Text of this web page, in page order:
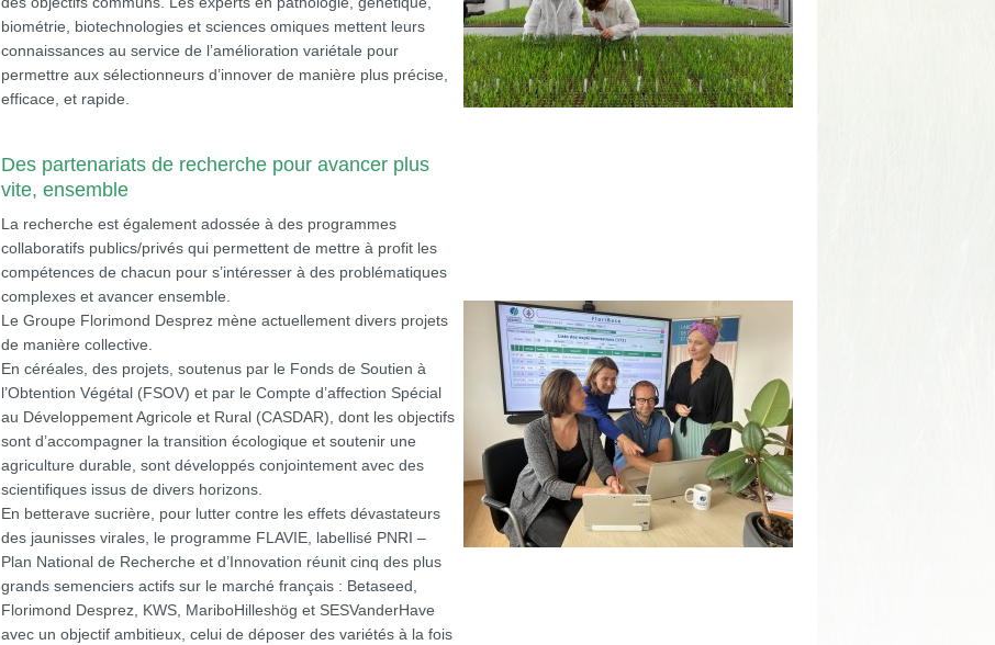
biométrie, biotechnologies et sciences omiques mettent leurs
connaissances au service de l’amélioration variétale pour
permettre aux sélectionneurs d’innover de manière plus précise,
efficace, et rapide.
Des partenariats de recherche pour avancer plus
vite, ensemble
La recherche est également adossée à des programmes
collaboratifs publics/privés qui permettent de mettre à profit les
compétences de chacun pour s’intéresser à des problématiques
complexes et avancer ensemble.
Le Groupe Florimond Desprez mène actuellement divers projets
de manière collective.
En céréales, des projets, soutenus par le Fonds de Soutien à
l’Obtention Végétal (FSOV) et par le Compte d’affection Spécial
au Développement Agricole et Rural (CASDAR), dont les objectifs
sont d’accompagner la transition écologique et soutenir une
agriculture durable, sont développés conjointement avec des
scientifiques issus de divers horizons.
En betterave sucrière, pour lutter contre les effets dévastateurs
des jaunisses virales, le programme FLAVIE, labellisé PNRI –
Plan National de Recherche et d’Innovation réunit cinq des plus
grands semenciers actifs sur le marché français : Betaseed,
Florimond Desprez, KWS, MariboHilleshög et SESVanderHave
avec un objectif ambitieux, celui de déposer des variétés à la fois